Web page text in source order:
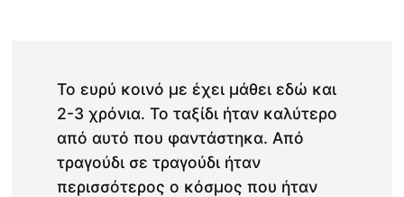
Το ευρύ κοινό με έχει μάθει εδώ και
2-3 χρόνια. Το ταξίδι ήταν καλύτερο
από αυτό που φαντάστηκα. Από
τραγούδι σε τραγούδι ήταν
περισσότερος ο κόσμος που ήταν